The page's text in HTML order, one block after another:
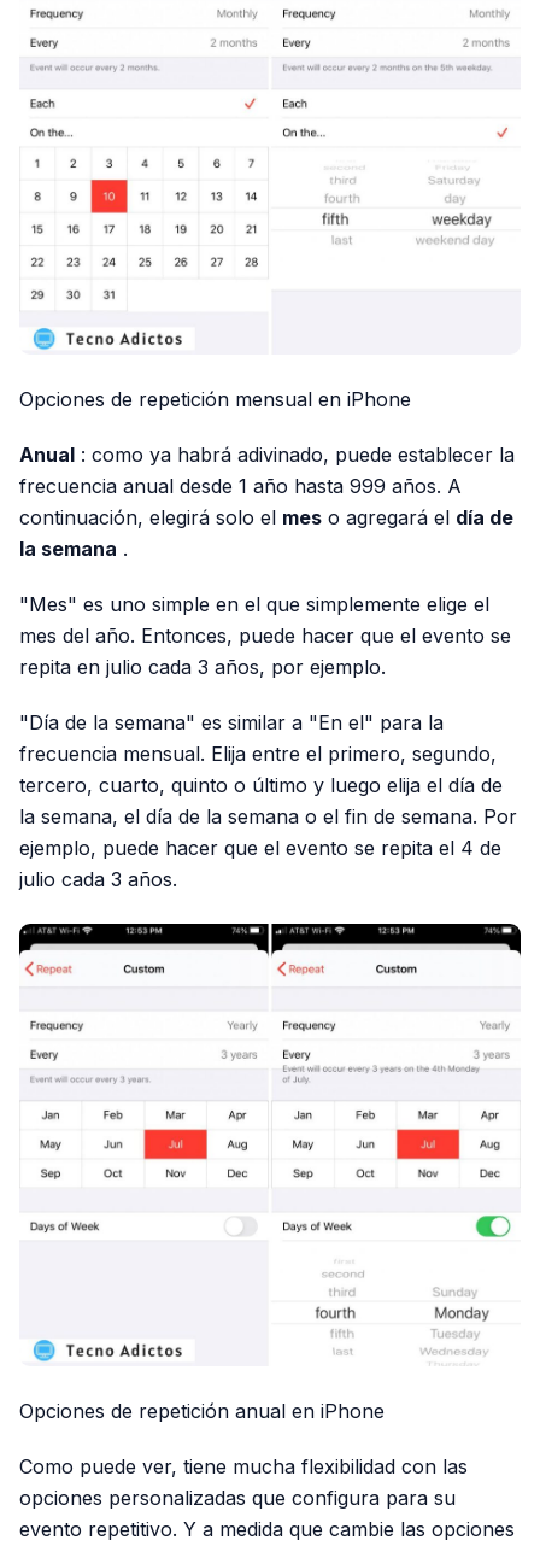
Opciones de repetición mensual en iPhone
Anual : como ya habrá adivinado, puede establecer la
frecuencia anual desde 1 año hasta 999 años. A
continuación, elegirá solo el mes o agregará el día de
la semana .
"Mes" es uno simple en el que simplemente elige el
mes del año. Entonces, puede hacer que el evento se
repita en julio cada 3 años, por ejemplo.
"Día de la semana" es similar a "En el" para la
frecuencia mensual. Elija entre el primero, segundo,
tercero, cuarto, quinto o último y luego elija el día de
la semana, el día de la semana o el fin de semana. Por
ejemplo, puede hacer que el evento se repita el 4 de
julio cada 3 años.
Opciones de repetición anual en iPhone
Como puede ver, tiene mucha flexibilidad con las
opciones personalizadas que configura para su
evento repetitivo. Y a medida que cambie las opciones